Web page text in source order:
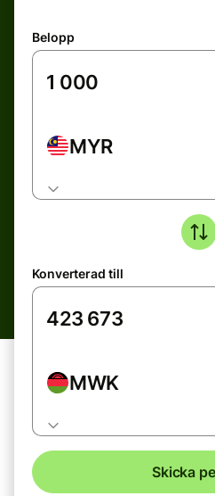
Belopp
MYR
Konverterad till
MWK
Skicka